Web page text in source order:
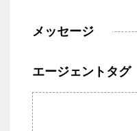
メッセージ
エージェントタグ